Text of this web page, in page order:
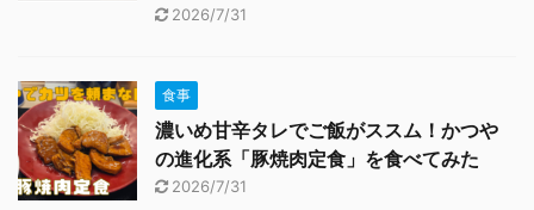
2026/7/31
食事
濃いめ甘辛タレでご飯がススム！かつや
の進化系「豚焼肉定食」を食べてみた
2026/7/31